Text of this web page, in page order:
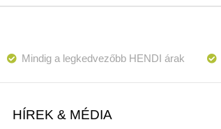
Mindig a legkedvezőbb HENDI árak
HÍREK & MÉDIA